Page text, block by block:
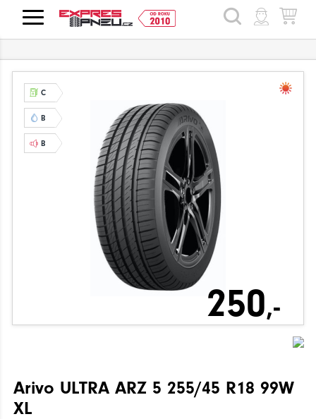
HLEDAT
C
B
B
250,-
Arivo ULTRA ARZ 5 255/45 R18 99W
XL